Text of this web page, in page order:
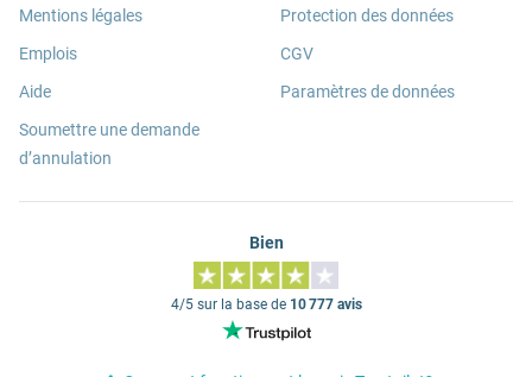
Mentions légales
Emplois
Aide
Soumettre une demande
d’annulation
Protection des données
CGV
Paramètres de données
Bien
4/5 sur la base de 10 777 avis